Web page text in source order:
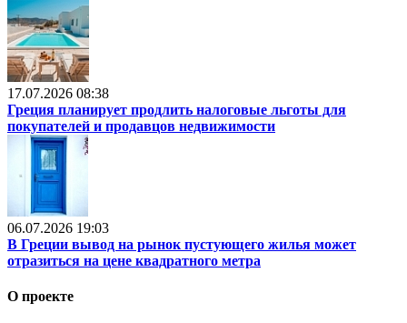
17.07.2026 08:38
Греция планирует продлить налоговые льготы для
покупателей и продавцов недвижимости
06.07.2026 19:03
В Греции вывод на рынок пустующего жилья может
отразиться на цене квадратного метра
О проекте